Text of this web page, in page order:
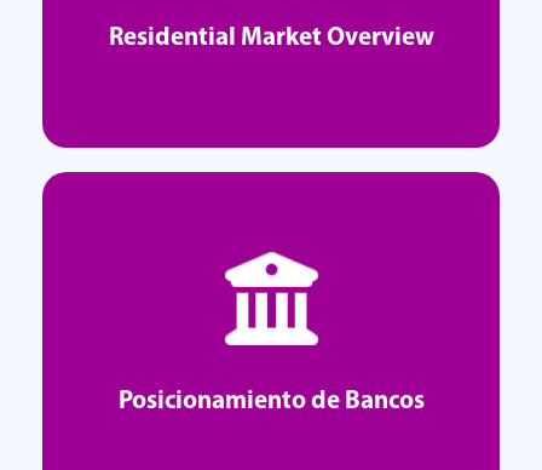
Residential Market Overview
Residential Market Overview
Explorar
Posicionamiento de Bancos